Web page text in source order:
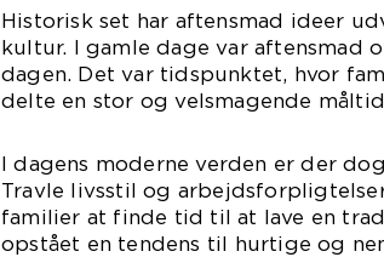
Historisk set har aftensmad ideer
kultur. I gamle dage var
dagen. Det var tidspunktet, hvor
delte en stor og velsmagende måltid
I dagens moderne verden er der
Travle livsstil og
familier at finde tid til at lave en
opstået en tendens til hurtige og